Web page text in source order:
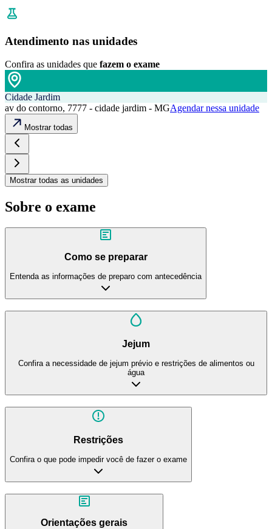
Atendimento nas unidades
Confira as unidades que fazem o exame
Cidade Jardim
av do contorno, 7777 - cidade jardim - MGAgendar nessa unidade
Mostrar todas
Mostrar todas as unidades
Sobre o exame
Como se preparar
Entenda as informações de preparo com antecedência
Jejum
Confira a necessidade de jejum prévio e restrições de alimentos ou
água
Restrições
Confira o que pode impedir você de fazer o exame
Orientações gerais